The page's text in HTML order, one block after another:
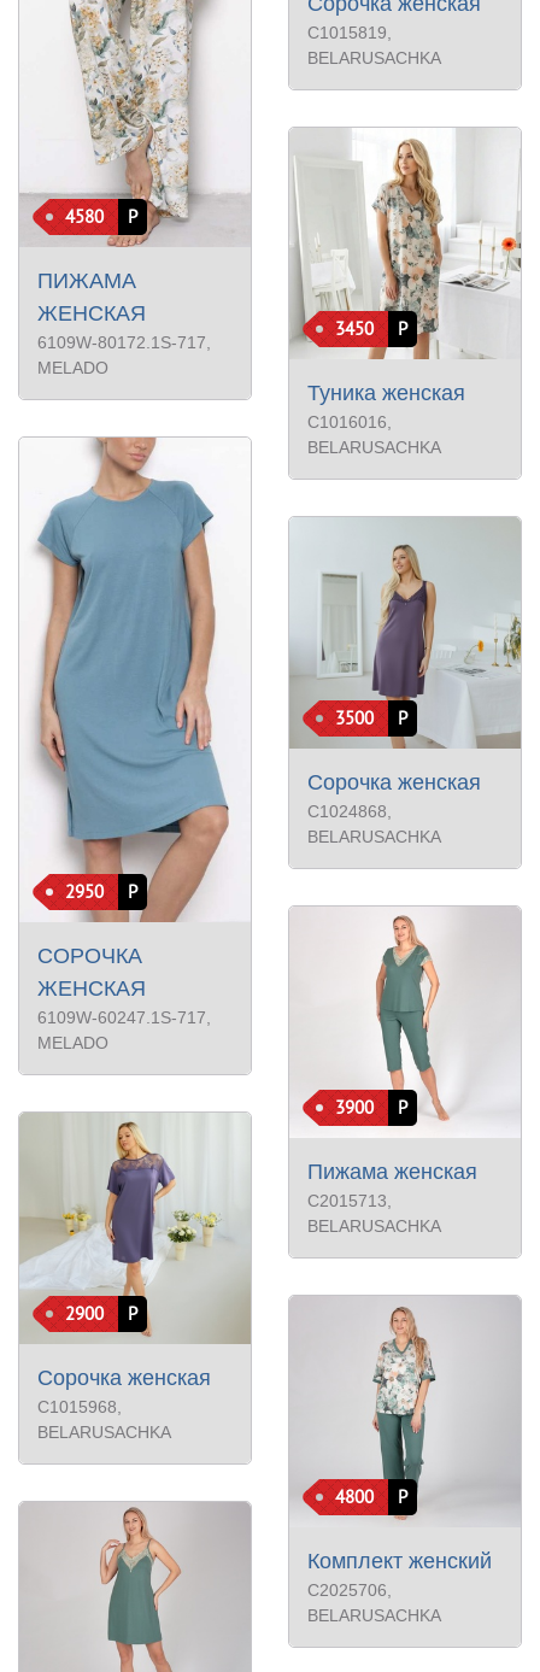
4580 Р
ПИЖАМА
ЖЕНСКАЯ
6109W-80172.1S-717,
MELADO
2950 Р
СОРОЧКА
ЖЕНСКАЯ
6109W-60247.1S-717
MELADO
2900 Р
Сорочка женская
С1015968
BELARUSACHKA
С1015819,
BELARUSACHKA
3450 Р
Туника женская
С1016016,
BELARUSACHKA
3500 Р
Сорочка женская
С1024868,
BELARUSACHKA
3900 Р
Пижама женская
С2015713,
BELARUSACHKA
4800 Р
Комплект женский
С2025706,
BELARUSACHKA